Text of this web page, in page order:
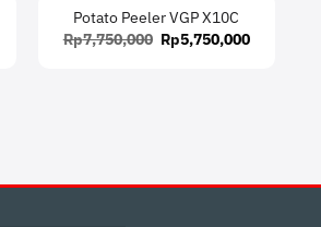
Potato Peeler VGP X10C
Rp7,750,000 Original
price
Rp5,750,000Current